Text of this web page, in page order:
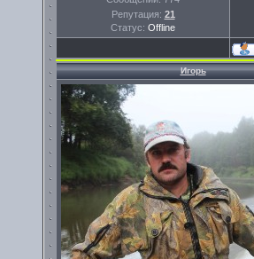
Репутация: 21
Статус: Offline
Игорь